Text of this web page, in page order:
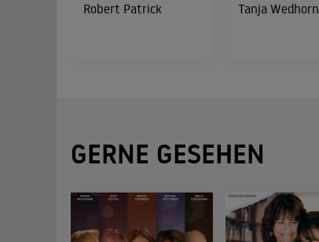
Robert Patrick Tanja Wedhorn
GERNE GESEHEN